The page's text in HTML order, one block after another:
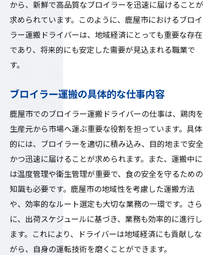
から、新鮮で高品質なブロイラーを迅速に届けることが
求められています。このように、鹿屋市におけるブロイ
ラー運搬ドライバーは、地域経済にとっても重要な存在
であり、将来的にも安定した需要が見込まれる職業で
す。
ブロイラー運搬の具体的な仕事内容
鹿屋市でのブロイラー運搬ドライバーの仕事は、鶏肉を
生産元から市場へ運ぶ重要な役割を担っています。具体
的には、ブロイラーを適切に積み込み、目的地まで安全
かつ迅速に届けることが求められます。また、運搬中に
は温度管理や衛生管理が重要で、食の安全を守るための
知識も必要です。鹿屋市の地域性を考慮した運搬方法
や、効率的なルート選定も大切な業務の一環です。さら
に、出荷スケジュールに基づき、業務も効率的に進行し
ます。これにより、ドライバーは地域経済にも貢献しな
がら、自身の運転技術を磨くことができます。